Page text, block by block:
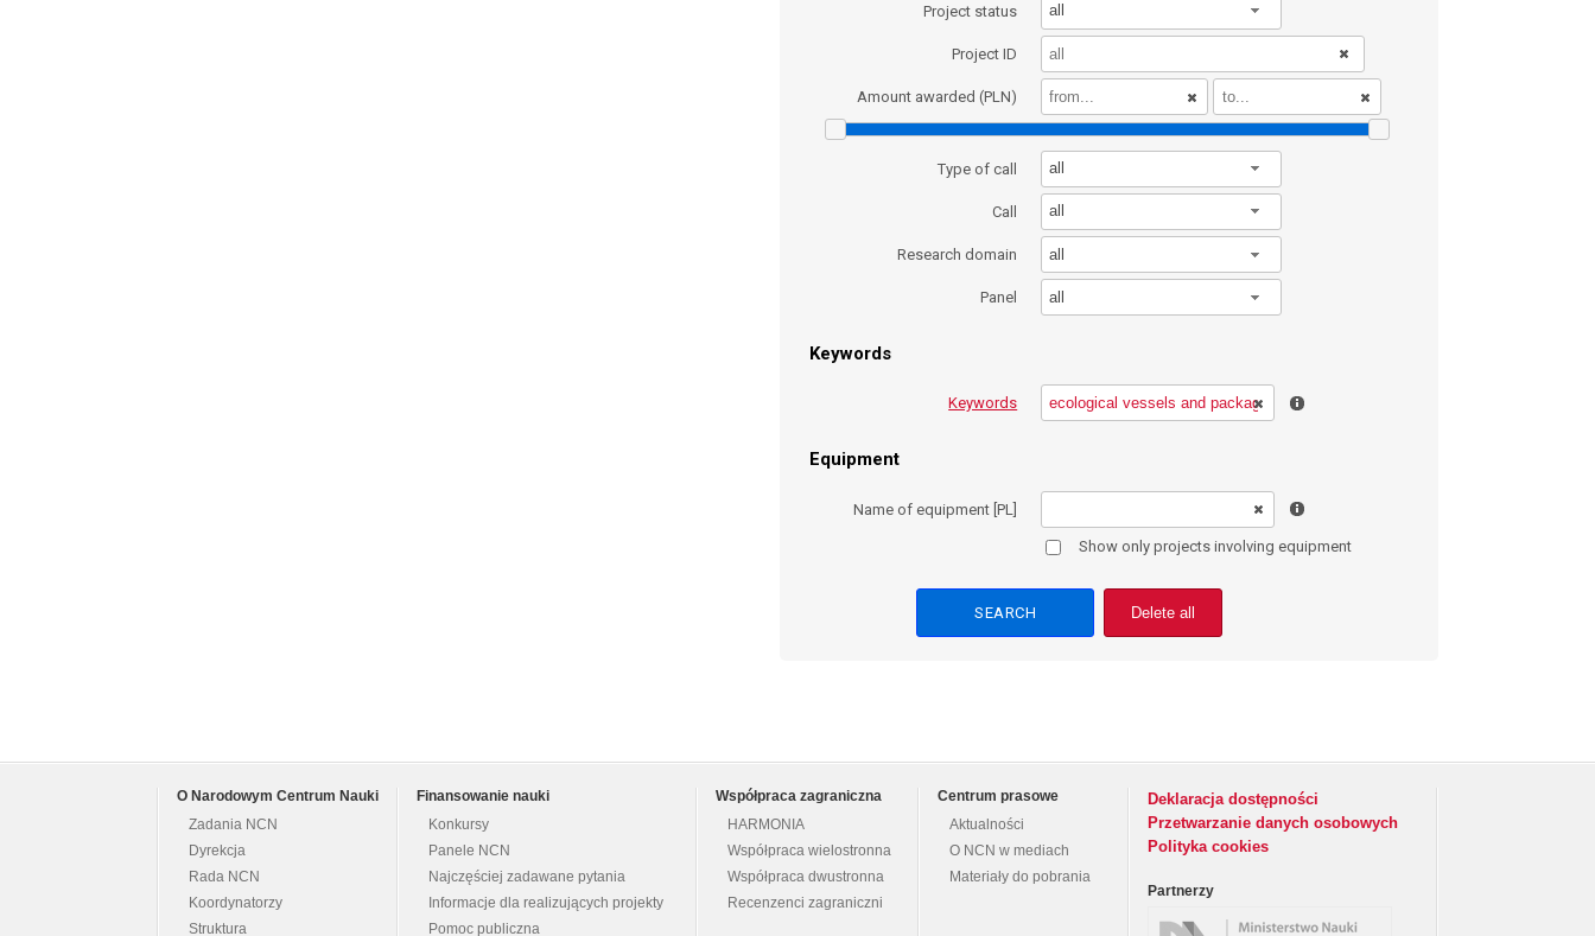
Project status all
Project ID
Amount awarded (PLN)
Type of call all
Call all
Research domain all
Panel all
Keywords
Keywords
Equipment
Name of equipment [PL]
Show only projects involving equipment
Delete all
O Narodowym Centrum Nauki
Zadania NCN
Dyrekcja
Rada NCN
Koordynatorzy
Struktura
Finansowanie nauki
Konkursy
Panele NCN
Najczęściej zadawane pytania
Informacje dla realizujących projekty
Pomoc publiczna
Współpraca zagraniczna
HARMONIA
Współpraca wielostronna
Współpraca dwustronna
Recenzenci zagraniczni
Centrum prasowe
Aktualności
O NCN w mediach
Materiały do pobrania
Deklaracja dostępności
Przetwarzanie danych osobowych
Polityka cookies
Partnerzy